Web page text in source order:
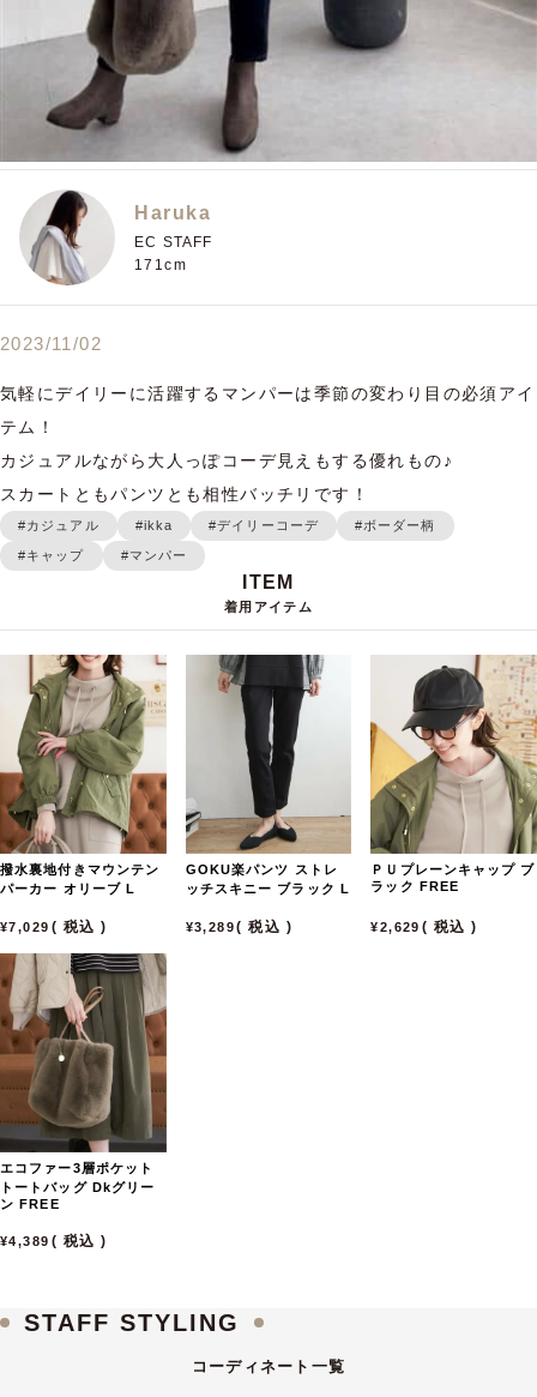
Haruka
EC STAFF
171cm
2023/11/02
気軽にデイリーに活躍するマンパーは季節の変わり目の必須アイ
テム！
カジュアルながら大人っぽコーデ見えもする優れもの♪
スカートともパンツとも相性バッチリです！
#カジュアル #ikka #デイリーコーデ #ボーダー柄
#キャップ #マンパー
着用アイテム
撥水裏地付きマウンテン
パーカー オリーブ L
7,029 税込
GOKU楽パンツ ストレ
ッチスキニー ブラック L
3,289 税込
ＰＵプレーンキャップ ブ
ラック FREE
2,629 税込
エコファー3層ポケット
トートバッグ Dkグリー
ン FREE
4,389 税込
STAFF STYLING
コーディネート一覧